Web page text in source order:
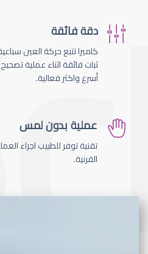
دقة فائقة
ثبات فائقة اثناء عملية
أسرع واكثر فعالية.
عملية بدون لمس
تقنية توفر للطبيب اجراء
القرنية.